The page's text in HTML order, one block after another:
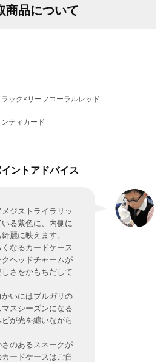
商品について
ック×リーフコーラルレッド
ティカード
ントアドバイス
ジストライラリッ
る紫色に、内側に
麗に映えます。
なるカードケース
ヘッドチャームが
さをかもちだして
いにはブルガリの
スシーズンになる
が光を纏いながら
のあるスネークが
ードケースはご自